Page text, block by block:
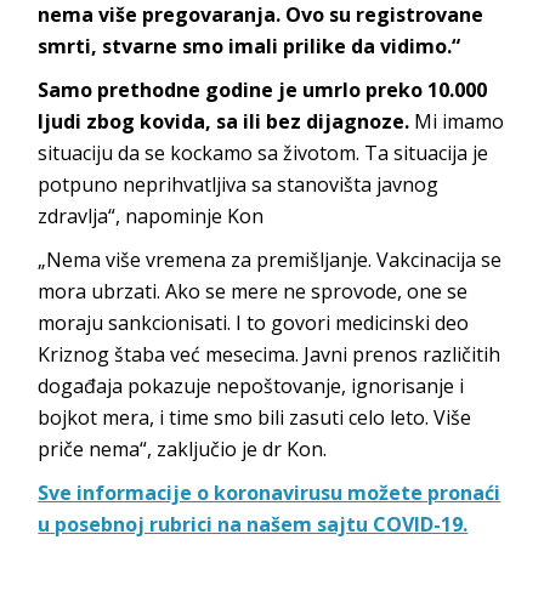
nema više pregovaranja. Ovo su registrovane
smrti, stvarne smo imali prilike da vidimo.“
Samo prethodne godine je umrlo preko 10.000
ljudi zbog kovida, sa ili bez dijagnoze. Mi imamo
situaciju da se kockamo sa životom. Ta situacija je
potpuno neprihvatljiva sa stanovišta javnog
zdravlja“, napominje Kon
„Nema više vremena za premišljanje. Vakcinacija se
mora ubrzati. Ako se mere ne sprovode, one se
moraju sankcionisati. I to govori medicinski deo
Kriznog štaba već mesecima. Javni prenos različitih
događaja pokazuje nepoštovanje, ignorisanje i
bojkot mera, i time smo bili zasuti celo leto. Više
priče nema“, zaključio je dr Kon.
Sve informacije o koronavirusu možete pronaći
u posebnoj rubrici na našem sajtu COVID-19.